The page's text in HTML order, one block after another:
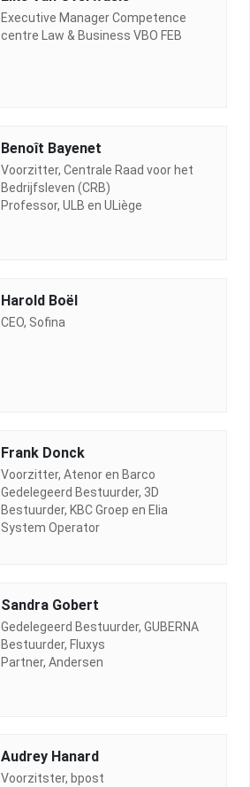
Executive Manager Competence
centre Law & Business VBO FEB
Benoît Bayenet
Voorzitter, Centrale Raad voor het
Bedrijfsleven (CRB)
Professor, ULB en ULiège
Harold Boël
CEO, Sofina
Frank Donck
Voorzitter, Atenor en Barco
Gedelegeerd Bestuurder, 3D
Bestuurder, KBC Groep en Elia
System Operator
Sandra Gobert
Gedelegeerd Bestuurder, GUBERNA
Bestuurder, Fluxys
Partner, Andersen
Audrey Hanard
Voorzitster, bpost